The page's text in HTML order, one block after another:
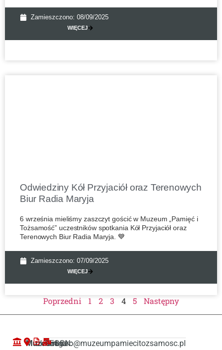
Zamieszczono: 08/09/2025
WIĘCEJ
Odwiedziny Kół Przyjaciół oraz Terenowych
Biur Radia Maryja
6 września mieliśmy zaszczyt gościć w Muzeum „Pamięć i
Tożsamość” uczestników spotkania Kół Przyjaciół oraz
Terenowych Biur Radia Maryja. 💙
Zamieszczono: 07/09/2025
WIĘCEJ
Poprzedni 1 2 3 4 5 Następny
Muzeum
ul. Droga
REGON:
biuro@muzeumpamiecitozsamosc.pl